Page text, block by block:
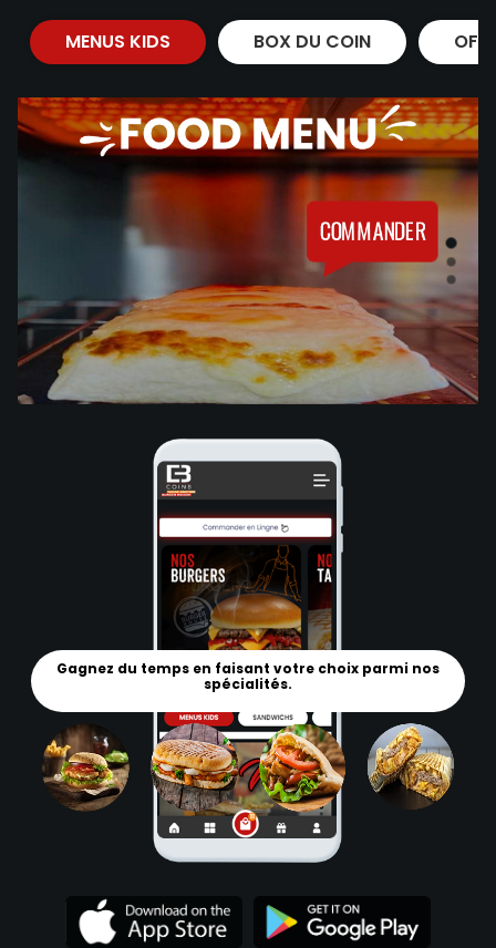
MENUS KIDS BOX DU COIN
Gagnez du temps en faisant votre choix parmi nos
spécialités.